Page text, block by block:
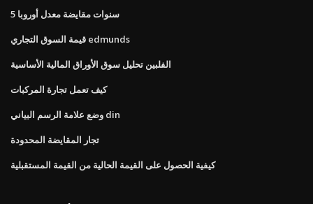
5 سنوات مقايضة معدل أوروبا
قيمة السوق التجاري edmunds
الفلبين تحليل سوق الأوراق المالية الأساسية
كيف تعمل تجارة المركبات
وضع علامة الرسم البياني din
تجار المقايضة المحدودة
كيفية الحصول على القيمة الحالية من القيمة المستقبلية